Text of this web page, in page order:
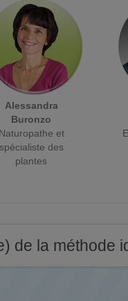
Alessandra
Buronzo
Naturopathe et
spécialiste des
plantes
de la méthode